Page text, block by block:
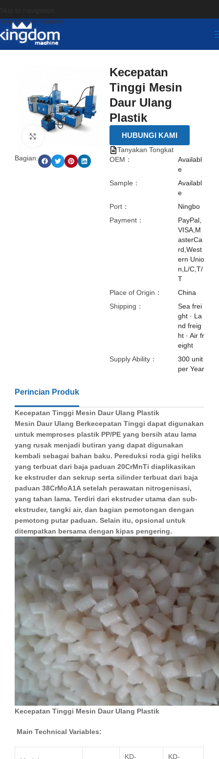
Skip to main content
Bagian:
Kecepatan
Tinggi Mesin
Daur Ulang
Plastik
HUBUNGI KAMI
Tanyakan Tongkat
OEM：
Availabl
e
Sample：
Availabl
e
Port：
Ningbo
Payment：
PayPal,
VISA,M
asterCa
rd,West
ern Unio
n,L/C,T/
T
Place of Origin：
China
Shipping：
Sea frei
ght · La
nd freig
ht · Air fr
eight
Supply Ability：
300 unit
per Year
Perincian Produk
Kecepatan Tinggi Mesin Daur Ulang Plastik
Mesin Daur Ulang Berkecepatan Tinggi dapat digunakan
untuk memproses plastik PP/PE yang bersih atau lama
yang rusak menjadi butiran yang dapat digunakan
kembali sebagai bahan baku. Pereduksi roda gigi heliks
yang terbuat dari baja paduan 20CrMnTi diaplikasikan
ke ekstruder dan sekrup serta silinder terbuat dari baja
paduan 38CrMoA1A setelah perawatan nitrogenisasi,
yang tahan lama. Terdiri dari ekstruder utama dan sub-
ekstruder, tangki air, dan bagian pemotongan dengan
pemotong putar paduan. Selain itu, opsional untuk
ditempatkan bersama dengan kipas pengering.
Kecepatan Tinggi Mesin Daur Ulang Plastik
Main Technical Variables:
KD-
KD-